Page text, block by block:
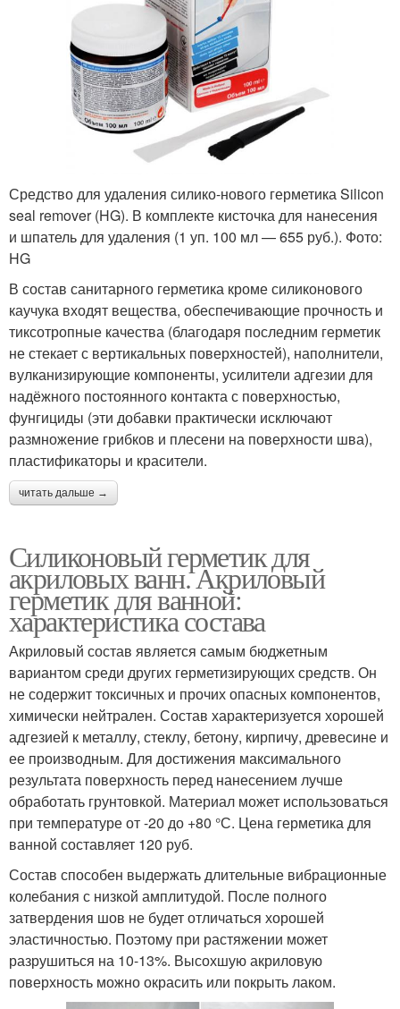
Средство для удаления силико-нового герметика Silicon
seal remover (HG). В ком­п­лекте кисточка для нанесения
и шпатель для удаления (1 уп. 100 мл — 655 руб.). Фото:
HG
В состав санитарного герметика кроме силиконового
каучука входят вещества, обеспечивающие прочность и
тиксотропные качества (благодаря последним герметик
не стекает с вертикальных поверхностей), наполнители,
вулканизирующие компоненты, усилители адгезии для
надёжного постоянного контакта с поверхностью,
фунгициды (эти добавки практически исключают
размножение грибков и плесени на поверхности шва),
пластификаторы и красители.
читать дальше →
Силиконовый герметик для
акриловых ванн. Акриловый
герметик для ванной:
характеристика состава
Акриловый состав является самым бюджетным
вариантом среди других герметизирующих средств. Он
не содержит токсичных и прочих опасных компонентов,
химически нейтрален. Состав характеризуется хорошей
адгезией к металлу, стеклу, бетону, кирпичу, древесине и
ее производным. Для достижения максимального
результата поверхность перед нанесением лучше
обработать грунтовкой. Материал может использоваться
при температуре от -20 до +80 °С. Цена герметика для
ванной составляет 120 руб.
Состав способен выдержать длительные вибрационные
колебания с низкой амплитудой. После полного
затвердения шов не будет отличаться хорошей
эластичностью. Поэтому при растяжении может
разрушиться на 10-13%. Высохшую акриловую
поверхность можно окрасить или покрыть лаком.